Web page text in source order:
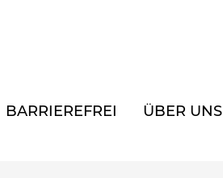
BARRIEREFREI ÜBER UNS